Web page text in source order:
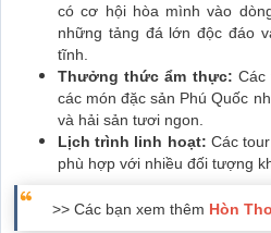
có cơ hội hòa mình vào
những tảng đá lớn độc đáo
tĩnh.
Thưởng thức ẩm thực: Các
các món đặc sản Phú Quốc
và hải sản tươi ngon.
Lịch trình linh hoạt: Các
phù hợp với nhiều đối tượng
>> Các bạn xem thêm Hòn